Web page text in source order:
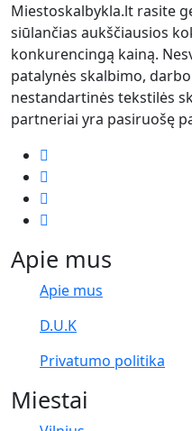
Miestoskalbykla.lt rasite
siūlančias aukščiausios
konkurencingą kainą.
patalynės skalbimo,
nestandartinės tekstilės
partneriai yra pasiruošę
Apie mus
Apie mus
D.U.K
Privatumo politika
Miestai